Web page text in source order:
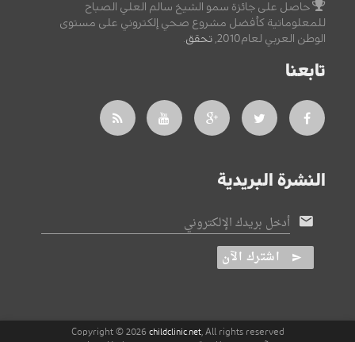
حاصل على جائزة سمو الشيخ سالم العلي الصباح
للمعلوماتية كأفضل مشروع صحي إلكتروني على مستوى
الوطن العربي لعام2010,
تحقق.
تابعنا
النشرة البريدية
أدخل بريدك الإلكتروني
اشترك الآن
Copyright © 2026 childclinic.net, All rights reserved